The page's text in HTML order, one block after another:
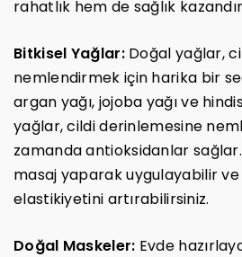
rahatlık hem de sağlık
Bitkisel Yağlar:Doğal yağlar,
nemlendirmek için harika bir
argan yağı, jojoba yağı ve
yağlar, cildi derinlemesine
zamanda antioksidanlar
masaj yaparak uygulayabilir ve
elastikiyetini artırabilirsiniz.
Doğal Maskeler: Evde